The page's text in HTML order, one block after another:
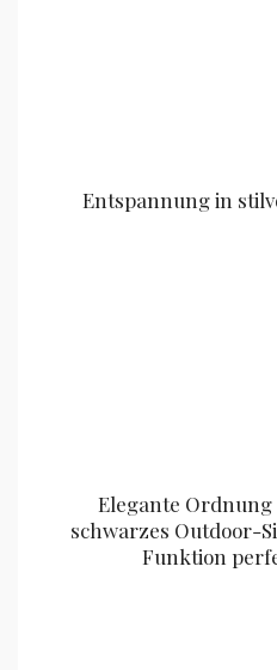
Entspannung in
Elegante Ordnung
schwarzes Outdoor-
Funktion